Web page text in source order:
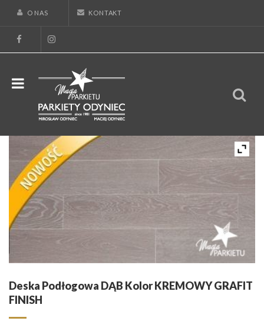
O NAS KONTAKT
Deska Podłogowa DĄB Kolor KREMOWY GRAFIT
FINISH